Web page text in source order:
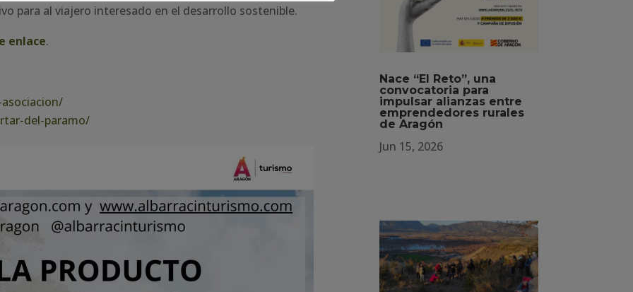
para al viajero interesado en el desarrollo sostenible.
enlace.
del-paramo/
Nace “El Reto”, una
convocatoria para
impulsar alianzas entre
emprendedores rurales
de Aragón
Jun 15, 2026